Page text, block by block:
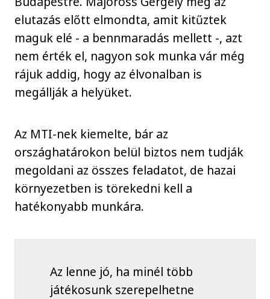
elutazás előtt elmondta, amit kitűztek
maguk elé - a bennmaradás mellett -, azt
nem érték el, nagyon sok munka vár még
rájuk addig, hogy az élvonalban is
megállják a helyüket.
Az MTI-nek kiemelte, bár az
országhatárokon belül biztos nem tudják
megoldani az összes feladatot, de hazai
környezetben is törekedni kell a
hatékonyabb munkára.
Az lenne jó, ha minél több
játékosunk szerepelhetne